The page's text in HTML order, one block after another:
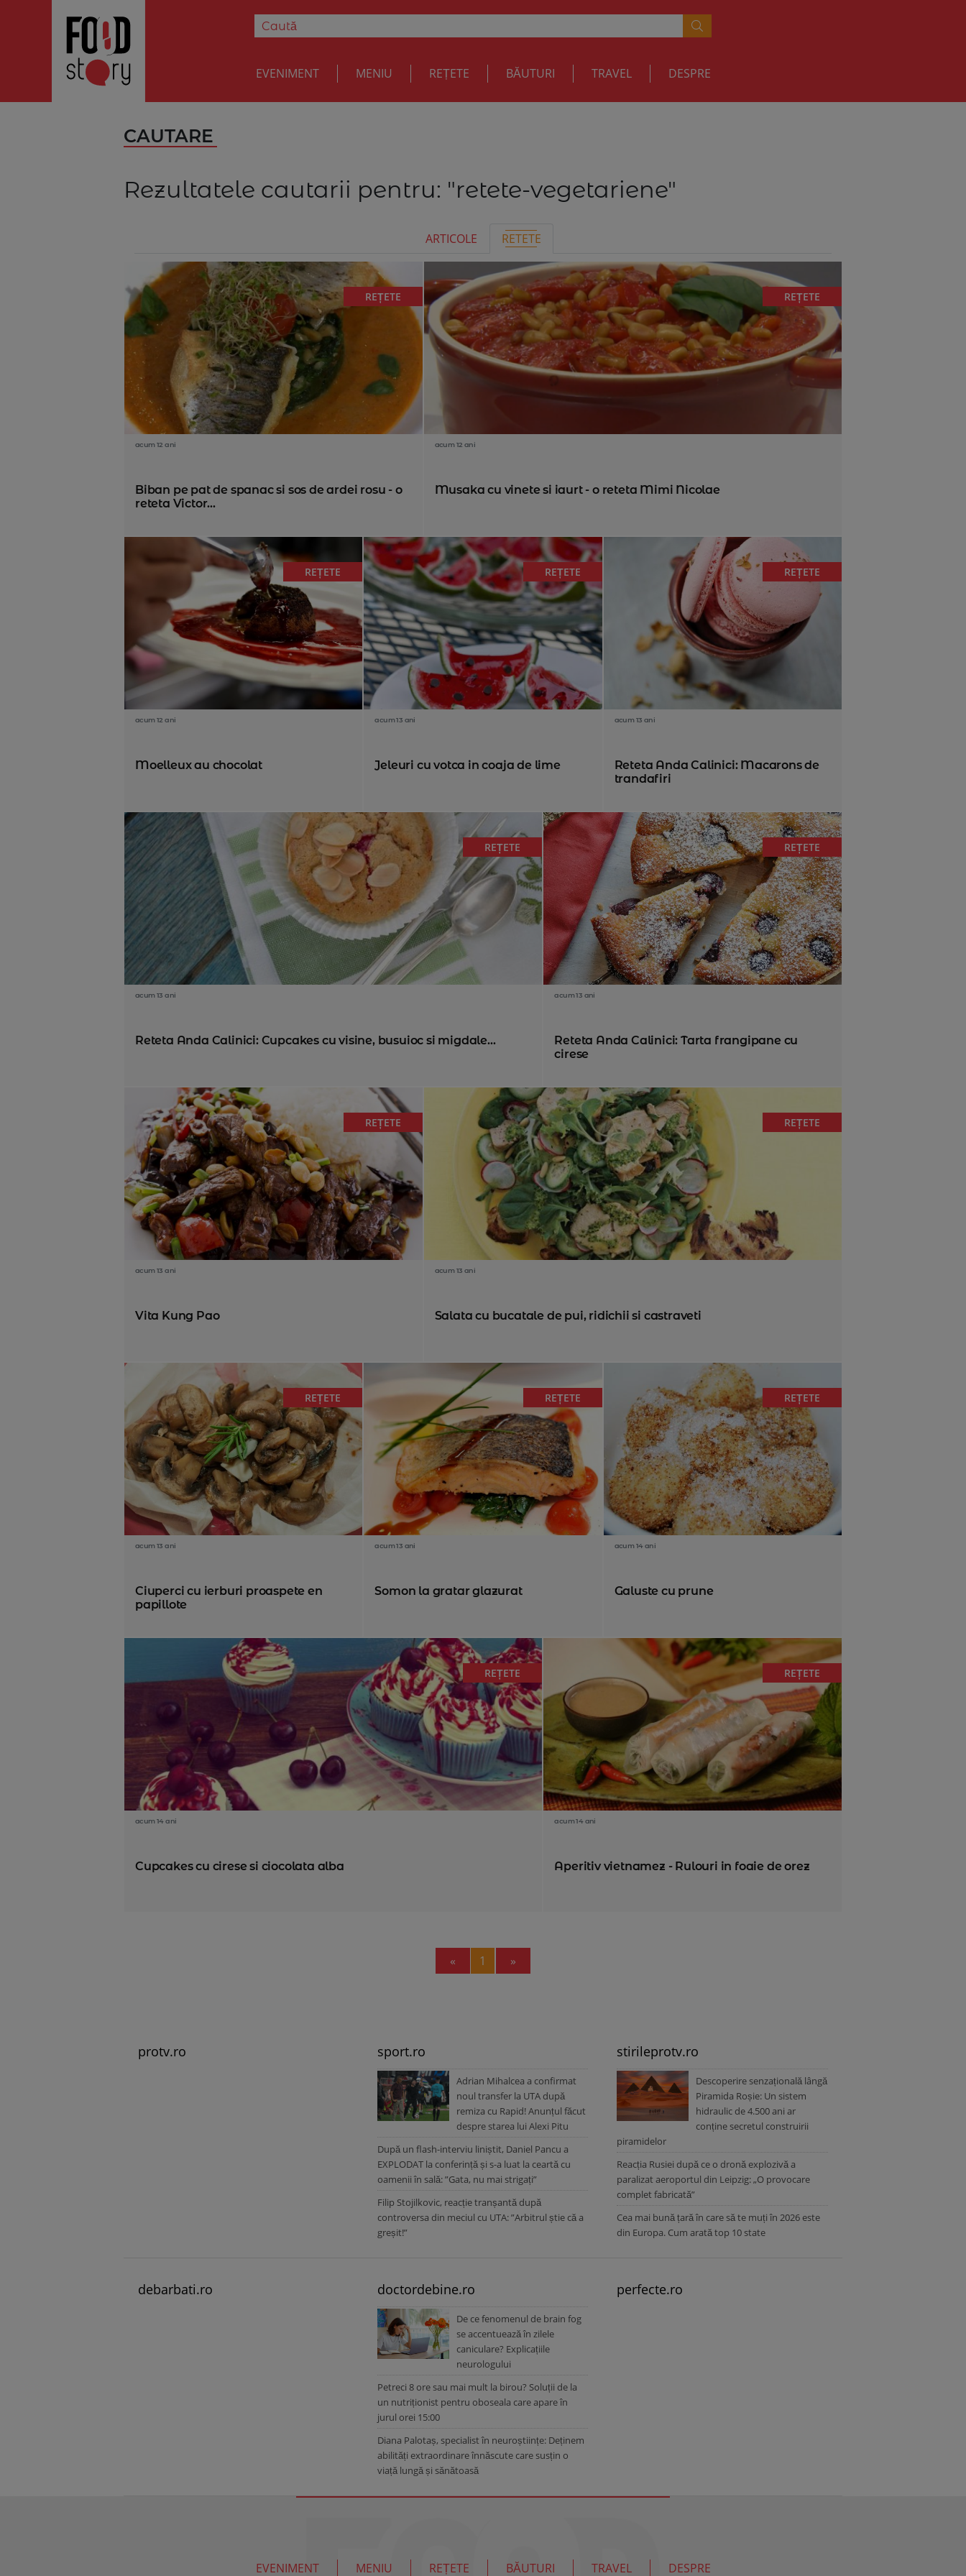
EVENIMENT MENIU REȚETE BĂUTURI TRAVEL DESPRE
CAUTARE
Rezultatele cautarii pentru: "retete-vegetariene"
ARTICOLE RETETE
REȚETE
acum 12 ani
Biban pe pat de spanac si sos de ardei rosu - o
reteta Victor...
REȚETE
acum 12 ani
Musaka cu vinete si iaurt - o reteta Mimi Nicolae
REȚETE
acum 12 ani
Moelleux au chocolat
REȚETE
acum 13 ani
Jeleuri cu votca in coaja de lime
REȚETE
acum 13 ani
Reteta Anda Calinici: Macarons de
trandafiri
REȚETE
acum 13 ani
Reteta Anda Calinici: Cupcakes cu visine, busuioc si migdale...
REȚETE
acum 13 ani
Reteta Anda Calinici: Tarta frangipane cu
cirese
REȚETE
acum 13 ani
Vita Kung Pao
REȚETE
acum 13 ani
Salata cu bucatale de pui, ridichii si castraveti
REȚETE
acum 13 ani
Ciuperci cu ierburi proaspete en
papillote
REȚETE
acum 13 ani
Somon la gratar glazurat
REȚETE
acum 14 ani
Galuste cu prune
REȚETE
acum 14 ani
Cupcakes cu cirese si ciocolata alba
REȚETE
acum 14 ani
Aperitiv vietnamez - Rulouri in foaie de orez
« Previous
1 »
protv.ro sport.ro
Adrian Mihalcea a confirmat
noul transfer la UTA după
remiza cu Rapid! Anunțul făcut
despre starea lui Alexi Pitu
După un flash-interviu liniștit, Daniel Pancu a
EXPLODAT la conferință și s-a luat la ceartă cu
oamenii în sală: ”Gata, nu mai strigați”
Filip Stojilkovic, reacție tranșantă după
controversa din meciul cu UTA: ”Arbitrul știe că a
greșit!”
stirileprotv.ro
Descoperire senzațională lângă
Piramida Roșie: Un sistem
hidraulic de 4.500 ani ar
conține secretul construirii
piramidelor
Reacția Rusiei după ce o dronă explozivă a
paralizat aeroportul din Leipzig: „O provocare
complet fabricată”
Cea mai bună țară în care să te muți în 2026 este
din Europa. Cum arată top 10 state
debarbati.ro doctordebine.ro
De ce fenomenul de brain fog
se accentuează în zilele
caniculare? Explicațiile
neurologului
Petreci 8 ore sau mai mult la birou? Soluții de la
un nutriționist pentru oboseala care apare în
jurul orei 15:00
Diana Palotaș, specialist în neuroștiințe: Deținem
abilități extraordinare înnăscute care susțin o
viață lungă și sănătoasă
perfecte.ro
EVENIMENT MENIU REȚETE BĂUTURI TRAVEL DESPRE